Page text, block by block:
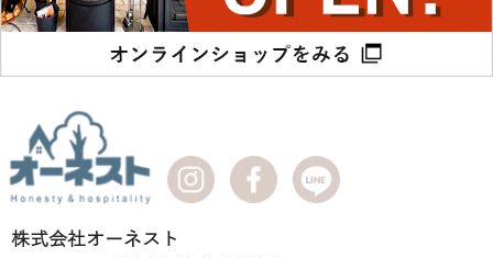
株式会社オーネスト